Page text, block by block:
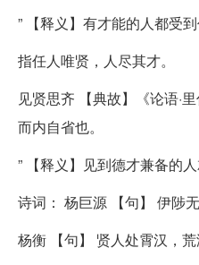
” 【释义】有才能的人都受到
指任人唯贤，人尽其才。
见贤思齐 【典故】《论语·
而内自省也。
” 【释义】见到德才兼备的人
诗词： 杨巨源 【句】 伊陟
杨衡 【句】 贤人处霄汉，荒